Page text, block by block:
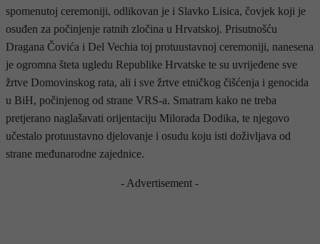
spomenutoj ceremoniji, odlikovan je i Slavko Lisica, čovjek koji je
osuđen za počinjenje ratnih zločina u Hrvatskoj. Prisutnošću
Dragana Čovića i Del Vechia toj protuustavnoj ceremoniji, nanesena
je ogromna šteta ugledu Republike Hrvatske te su uvrijeđene sve
žrtve Domovinskog rata, ali i sve žrtve etničkog čišćenja i genocida
u BiH, počinjenog od strane VRS-a. Smatram kako ne treba
pretjerano naglašavati orijentaciju Milorada Dodika, te njegovo
učestalo protuustavno djelovanje i osudu koju isti doživljava od
strane međunarodne zajednice.
- Advertisement -